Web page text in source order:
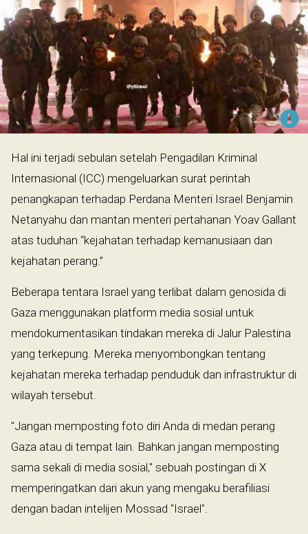
Hal ini terjadi sebulan setelah Pengadilan Kriminal
Internasional (ICC) mengeluarkan surat perintah
penangkapan terhadap Perdana Menteri Israel Benjamin
Netanyahu dan mantan menteri pertahanan Yoav Gallant
atas tuduhan “kejahatan terhadap kemanusiaan dan
kejahatan perang.”
Beberapa tentara Israel yang terlibat dalam genosida di
Gaza menggunakan platform media sosial untuk
mendokumentasikan tindakan mereka di Jalur Palestina
yang terkepung. Mereka menyombongkan tentang
kejahatan mereka terhadap penduduk dan infrastruktur di
wilayah tersebut.
"Jangan memposting foto diri Anda di medan perang
Gaza atau di tempat lain. Bahkan jangan memposting
sama sekali di media sosial," sebuah postingan di X
memperingatkan dari akun yang mengaku berafiliasi
dengan badan intelijen Mossad "Israel".